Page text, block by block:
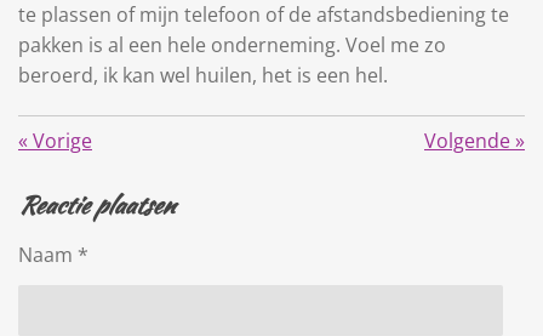
te plassen of mijn telefoon of de afstandsbediening te
pakken is al een hele onderneming. Voel me zo
beroerd, ik kan wel huilen, het is een hel.
« Vorige Volgende»
Reactie plaatsen
Naam *